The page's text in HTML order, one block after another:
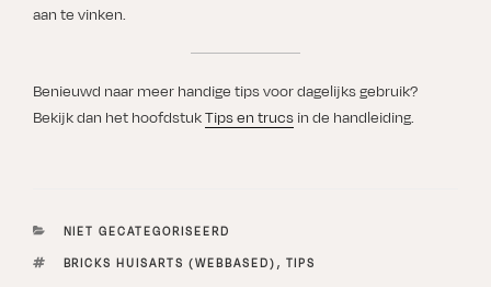
aan te vinken.
Benieuwd naar meer handige tips voor dagelijks gebruik?
Bekijk dan het hoofdstukTips en trucs in de handleiding.
CATEGORIEËN
NIET GECATEGORISEERD
TAGS
BRICKS HUISARTS (WEBBASED) , TIPS